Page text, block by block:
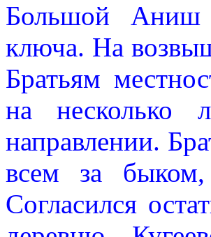
Большой Аниш
ключа. На
Братьям
на несколько
направлении.
всем за
Согласился